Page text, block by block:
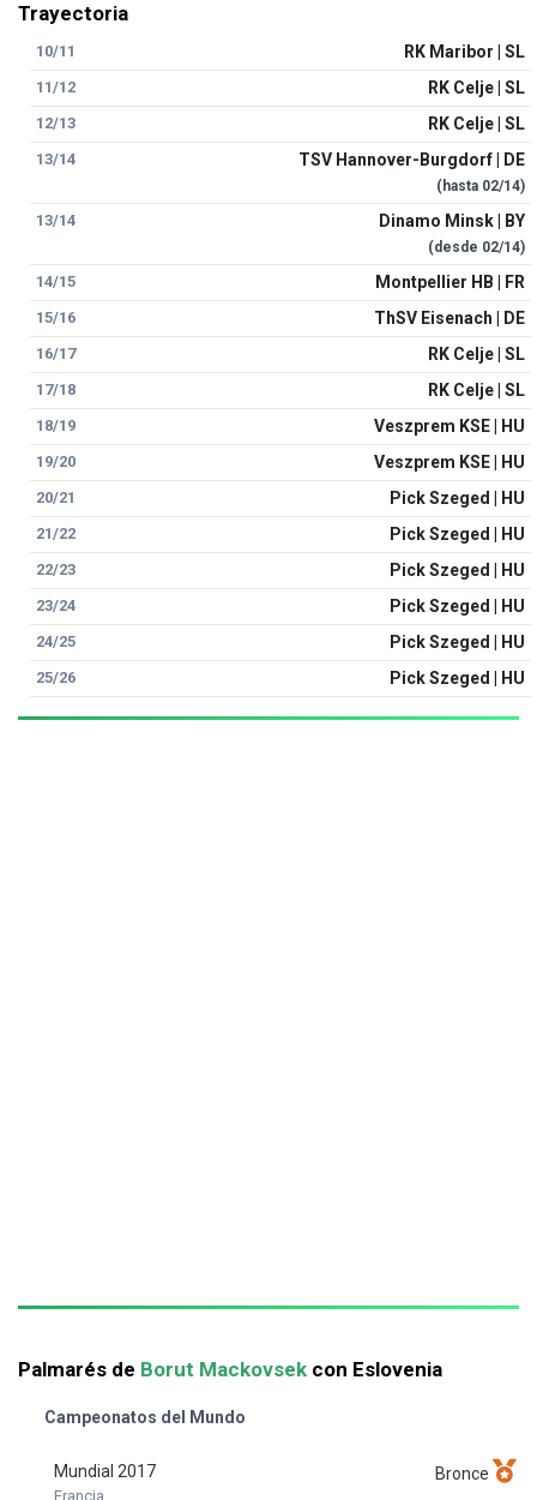
Trayectoria
10/11 RK Maribor | SL
11/12 RK Celje | SL
12/13 RK Celje | SL
13/14 TSV Hannover-Burgdorf | DE
(hasta 02/14)
13/14 Dinamo Minsk | BY
(desde 02/14)
14/15 Montpellier HB | FR
15/16 ThSV Eisenach | DE
16/17 RK Celje | SL
17/18 RK Celje | SL
18/19 Veszprem KSE | HU
19/20 Veszprem KSE | HU
20/21 Pick Szeged | HU
21/22 Pick Szeged | HU
22/23 Pick Szeged | HU
23/24 Pick Szeged | HU
24/25 Pick Szeged | HU
25/26 Pick Szeged | HU
Palmarés de Borut Mackovsek con Eslovenia
Campeonatos del Mundo
Mundial 2017
Francia
Bronce